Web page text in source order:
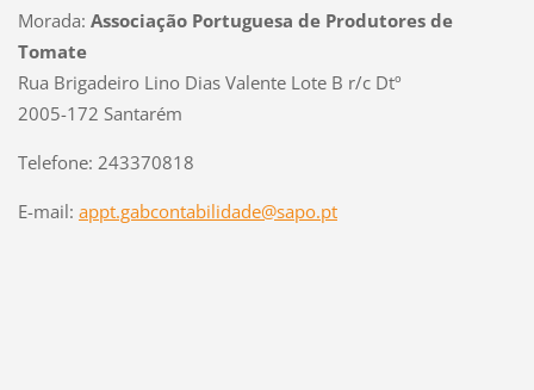
Morada: Associação Portuguesa de Produtores de
Tomate
Rua Brigadeiro Lino Dias Valente Lote B r/c Dtº
2005-172 Santarém
Telefone: 243370818
E-mail: appt.gabcontabilidade@sapo.pt